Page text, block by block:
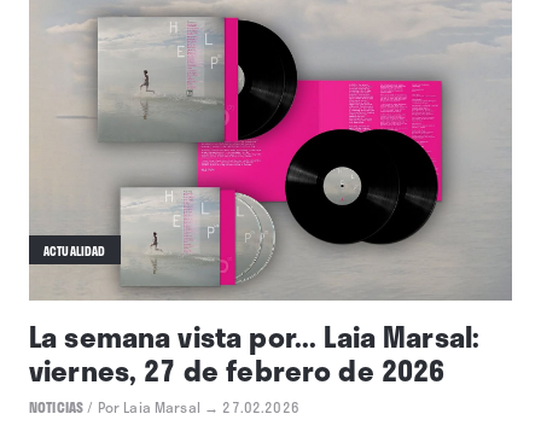
ACTUALIDAD
La semana vista por... Laia Marsal:
viernes, 27 de febrero de 2026
NOTICIAS/ Por Laia Marsal → 27.02.2026